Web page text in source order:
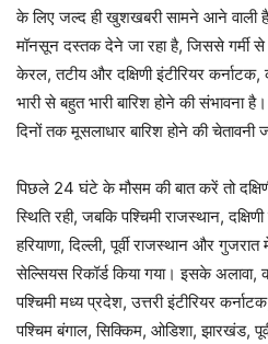
के लिए जल्द ही खुशखबरी सामने आने वाली
मॉनसून दस्तक देने जा रहा है, जिससे गर्मी से
केरल, तटीय और दक्षिणी इंटीरियर
भारी से बहुत भारी बारिश होने की
दिनों तक मूसलाधार बारिश होने की चेतावनी
पिछले 24 घंटे के मौसम की बात करें तो
स्थिति रही, जबकि पश्चिमी राजस्थान,
हरियाणा, दिल्ली, पूर्वी राजस्थान और
सेल्सियस रिकॉर्ड किया गया। इसके अलावा,
पश्चिमी मध्य प्रदेश, उत्तरी इंटीरियर
पश्चिम बंगाल, सिक्किम, ओडिशा, झारखंड,